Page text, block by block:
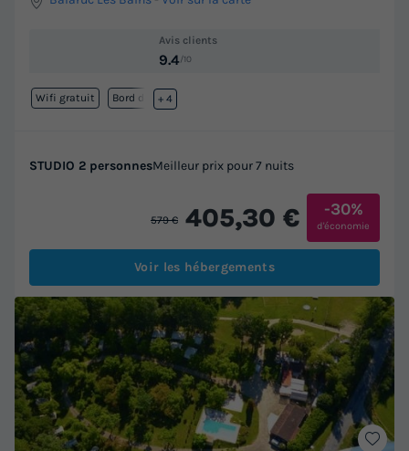
Avis clients
9.4/10
Wifi gratuit Bord de mer
+ 4
STUDIO 2 personnesMeilleur prix pour 7 nuits
579 € 405,30 € -30%
d'économie
Voir les hébergements